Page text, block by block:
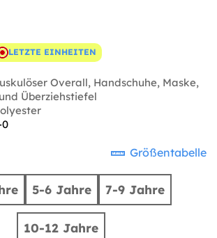
LETZTE EINHEITEN
Overall, Handschuhe, Maske,
Überziehstiefel
0
Größentabelle
5-6 Jahre 7-9 Jahre
10-12 Jahre